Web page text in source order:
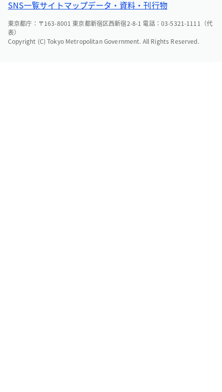
SNS一覧サイトマップデータ・資料・刊行物
東京都庁：〒163-8001 東京都新宿区西新宿2-8-1 電話：03-5321-1111（代
表）
Copyright (C) Tokyo Metropolitan Government. All Rights Reserved.